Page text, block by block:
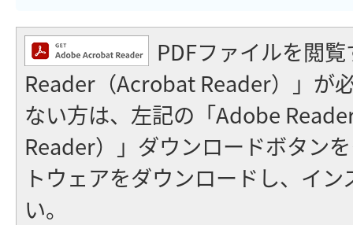
PDFファイルを閲
Reader（Acrobat Reader）」が
ない方は、左記の「Adobe
Reader）」ダウンロードボタン
トウェアをダウンロードし、イ
い。